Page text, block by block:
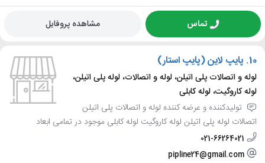
تماس مشاهده پروفایل
10. پایپ لاین (پایپ استار)
لوله و اتصالات پلی اتیلن، لوله و اتصالات، لوله پلی اتیلن،
لوله کاروگیت، لوله کابلی
تولیدکننده و عرضه کننده لوله و اتصالات پلی اتیلن
اتصالات لوله پلی اتیلن لوله کاروگیت لوله کابلی موجود در تمامی ابعاد
021-66264021
pipline24@gmail.com